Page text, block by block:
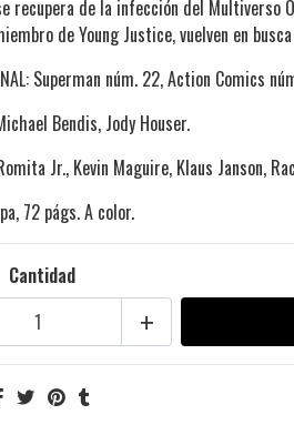
recupera de la infección del Multiverso
de Young Justice, vuelven en
Superman núm. 22, Action Comics
Bendis, Jody Houser.
Jr., Kevin Maguire, Klaus Janson,
72 págs. A color.
Cantidad
+